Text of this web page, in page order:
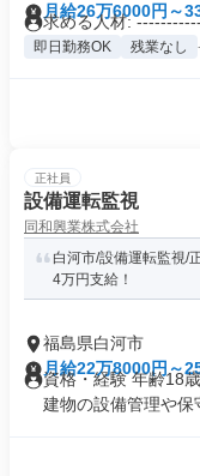
月給26万6000円～
求める人材:
即日勤務OK 残業なし
正社員
設備運転監視
同和興業株式会社
白河市/設備運転監視/
4万円支給！
福島県白河市
月給22万8000円～
資格・経験 年齢18
建物の設備管理や保